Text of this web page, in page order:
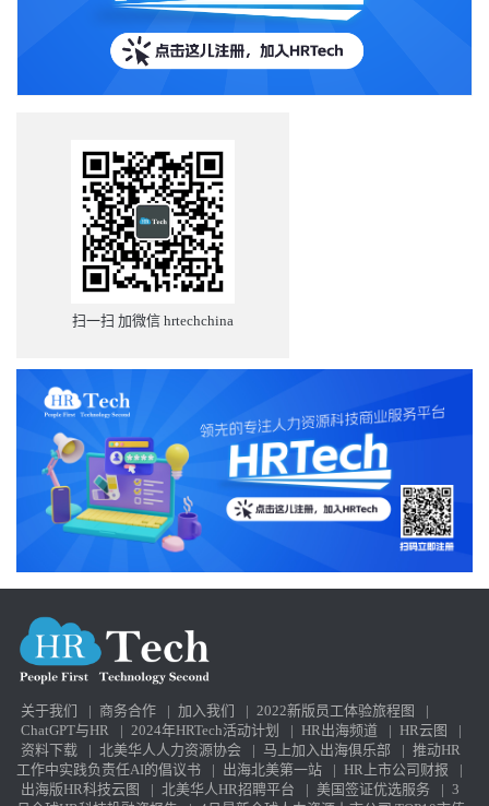
扫一扫 加微信 hrtechchina
关于我们 | 商务合作 | 加入我们 | 2022新版员工体验旅程图
|
ChatGPT与HR
| 2024年HRTech活动计划 | HR出海频道 | HR云图
|
资料下载
| 北美华人人力资源协会 | 马上加入出海俱乐部 | 推动HR
工作中实践负责任AI的倡议书
| 出海北美第一站 | HR上市公司财报
|
出海版HR科技云图
| 北美华人HR招聘平台 | 美国签证优选服务 | 3